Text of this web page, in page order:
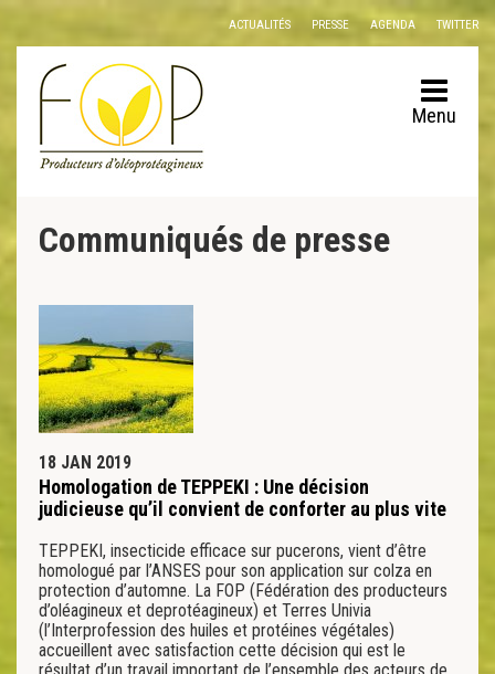
Panneau de gestion des cookies
ACTUALITÉS PRESSE AGENDA TWITTER
Menu
Communiqués de presse
18 JAN 2019
Homologation de TEPPEKI : Une décision
judicieuse qu’il convient de conforter au plus vite
TEPPEKI, insecticide efficace sur pucerons, vient d’être
homologué par l’ANSES pour son application sur colza en
protection d’automne. La FOP (Fédération des producteurs
d’oléagineux et deprotéagineux) et Terres Univia
(l’Interprofession des huiles et protéines végétales)
accueillent avec satisfaction cette décision qui est le